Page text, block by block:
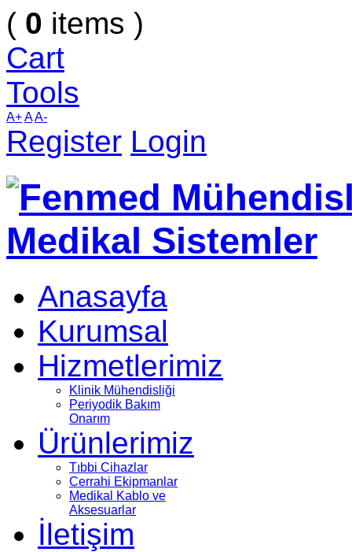
( 0 items )
Cart
Tools
A+AA-
Register Login
Anasayfa
Kurumsal
Hizmetlerimiz
Klinik Mühendisliği
Periyodik Bakım
Onarım
Ürünlerimiz
Tıbbi Cihazlar
Cerrahi Ekipmanlar
Medikal Kablo ve
Aksesuarlar
İletişim